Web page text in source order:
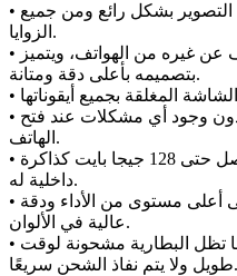
• الكاميرا الأمامية للهاتف تُدعم التصوير بشكل رائع ومن جميع
الزوايا.
• الهاتف مُصمم بشكل مميز يختلف عن غيره من الهواتف، ويتميز
بتصميمه بأعلى دقة ومتانة.
• تتميز البصمة بعملها بشكل سريع دون وجود أي مشكلات عند فتح
الهاتف.
• يقدم الهاتف سعة تخزين كبيرة تصل حتى 128 جيجا بايت كذاكرة
داخلية له.
• نظرًا لنوع الشاشة فإنها تعمل على أعلى مستوى من الأداء ودقة
عالية في الألوان.
• يتم شحن الهاتف بشكل سريع وأيضًا تظل البطارية مشحونة لوقت
طويل ولا يتم نفاذ الشحن سريعًا.